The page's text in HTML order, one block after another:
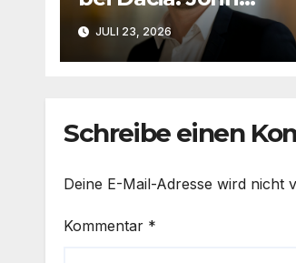
Cleworth wird
neuer Produktchef
JULI 23, 2026
Schreibe einen
Deine E-Mail-Adresse wird nicht
Kommentar *